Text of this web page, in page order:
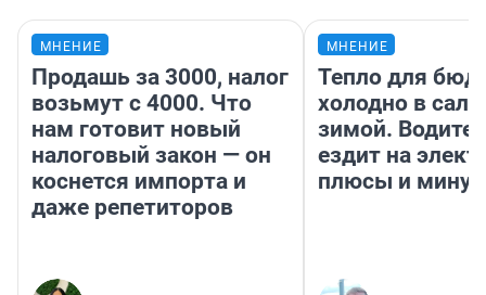
МНЕНИЕ
Продашь за 3000, налог
возьмут с 4000. Что
нам готовит новый
налоговый закон — он
коснется импорта и
даже репетиторов
МНЕНИЕ
Тепло для
холодно в
зимой.
ездит на
плюсы и